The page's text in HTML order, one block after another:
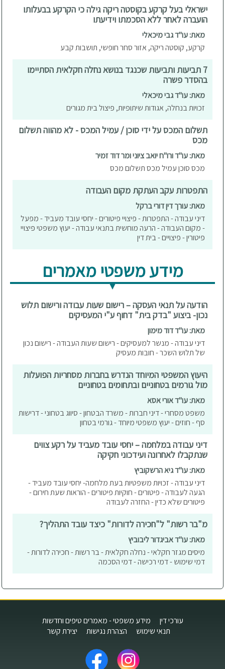
ישראלי בעל קרקע בקוסטה ריקה גילה כי הקרקע בבעלותו
הועברה לאחר ללא הסכמתו וידיעתו
מאת: עו"ד גבי מיכאלי
קרקע, קוסטה ריקה, אזור סחר חופשי, תושבות קבע
7 תביעות ותביעות שכנגד בנושא נחלה חקלאית הסתיימו
בהסדר פשרה
מאת: עו"ד גבי מיכאלי
זכויות בנחלה, אגודות שיתופיות, פיצול בית מגורים
תשלום המכס על ידי סוכן / עמיל המכס - לא מהווה תשלום
מכס
מאת: עו"ד ורו"ח יואב ציוני ומר דוד זמיר
מכס סוכן עמיל מכס תשלום מכס
התפטרות עקב העתקת מקום העבודה
מאת: עורך דין דורי ברקל
דיני עבודה - התפטרות - פיצויי פיטורים - יחסי עובד מעביד - מפעל
- מקום העבודה - הרעה מוחשית בתנאי עבודה - יעוץ משפטי פיצויי
פיטורין - פיצויים - בית דין
מידע משפטי מאמרים
הודעה על תנאי העסקה – רישום שעות עבודה ורישום תלוש
נכון- ביצוע "בדק בית" דחוף ע"י המעסיקים
מאת: עו"ד דוד מימון
דיני עבודה - מנשר למעסיקים - רישום שעות העבודה - רישום נכון
של תלוש השכר - חובות מעסיק
היעוץ המשפטי המיוחד הנדרש בחברות מסחריות הפועלות
מול גורמים בטחוניים ובתחומים בטחוניים
מאת: עו"ד אורי אסא
משפט מסחרי - דיני חברות - משרד הבטחון - סיווג בטחוני - דרישות
סף - חוזים - יעוץ משפטי מיוחד - גורמי בטחון
דיני עבודה במלחמה – יחסי עובד מעביד על רקע צווים
שנתקבלו לאחרונה ועידכוני חקיקה
מאת: עו"ד גיא הרשקוביץ
דיני עבודה - זכויות משפטיות בעת מלחמה- יחסי עובד מעביד -
הגעה לעבודה - פיטורים - חוקיות פיטורים - הוראות שעת חירום -
פיטורים שלא כדין - החזרה לעבודה
מ"בר רשות" ל"חכירה לדורות" כיצד עובד התהליך?
מאת: עו"ד אביגדור ליבוביץ
מיסים מגזר חקלאי - נחלה חקלאית - בר רשות - חכירה לדורות -
דמי שימוש - דמי רכישה - דמי הסכמה
עורכי דין
מידע משפטי - מאמרים טיפים וחדשות
תנאי שימוש
הצהרת נגישות יצירת קשר